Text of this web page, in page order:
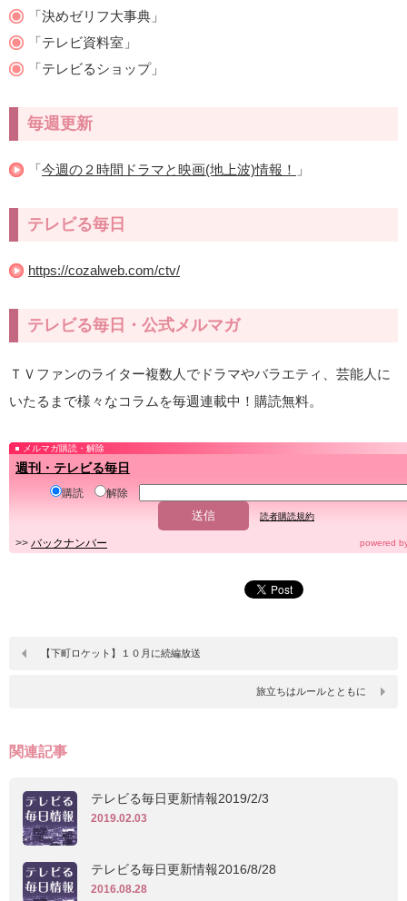
「決めゼリフ大事典」
「テレビ資料室」
「テレビるショップ」
毎週更新
「今週の２時間ドラマと映画(地上波)情報！ 」
テレビる毎日
https://cozalweb.com/ctv/
テレビる毎日・公式メルマガ
ＴＶファンのライター複数人でドラマやバラエティ、芸能人に
いたるまで様々なコラムを毎週連載中！購読無料。
メルマガ購読・解除
週刊・テレビる毎日
購読 解除
読者購読規約
>> バックナンバー powered
【下町ロケット】１０月に続編放送
旅立ちはルールとともに
関連記事
テレビる毎日更新情報2019/2/3
2019.02.03
テレビる毎日更新情報2016/8/28
2016.08.28